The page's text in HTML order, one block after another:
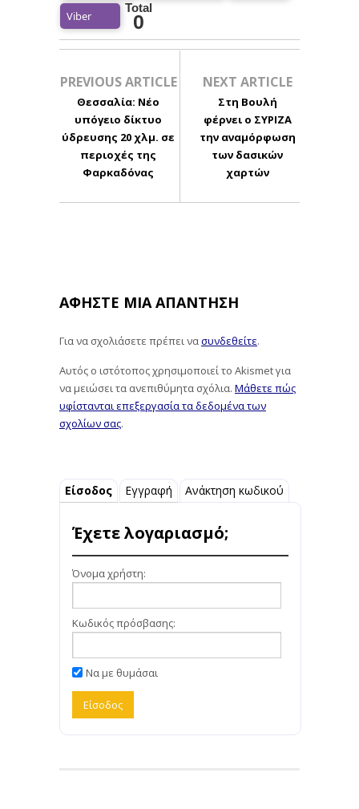
Viber
Total
0
PREVIOUS ARTICLE
Θεσσαλία: Νέο
υπόγειο δίκτυο
ύδρευσης 20 χλμ. σε
περιοχές της
Φαρκαδόνας
NEXT ARTICLE
Στη Βουλή
φέρνει ο ΣΥΡΙΖΑ
την αναμόρφωση
των δασικών
χαρτών
ΑΦΉΣΤΕ ΜΙΑ ΑΠΆΝΤΗΣΗ
Για να σχολιάσετε πρέπει νασυνδεθείτε.
Αυτός ο ιστότοπος χρησιμοποιεί το Akismet για
να μειώσει τα ανεπιθύμητα σχόλια. Μάθετε πώς
υφίστανται επεξεργασία τα δεδομένα των
σχολίων σας.
Είσοδος Εγγραφή Ανάκτηση κωδικού
Έχετε λογαριασμό;
Όνομα χρήστη:
Κωδικός πρόσβασης:
Να με θυμάσαι